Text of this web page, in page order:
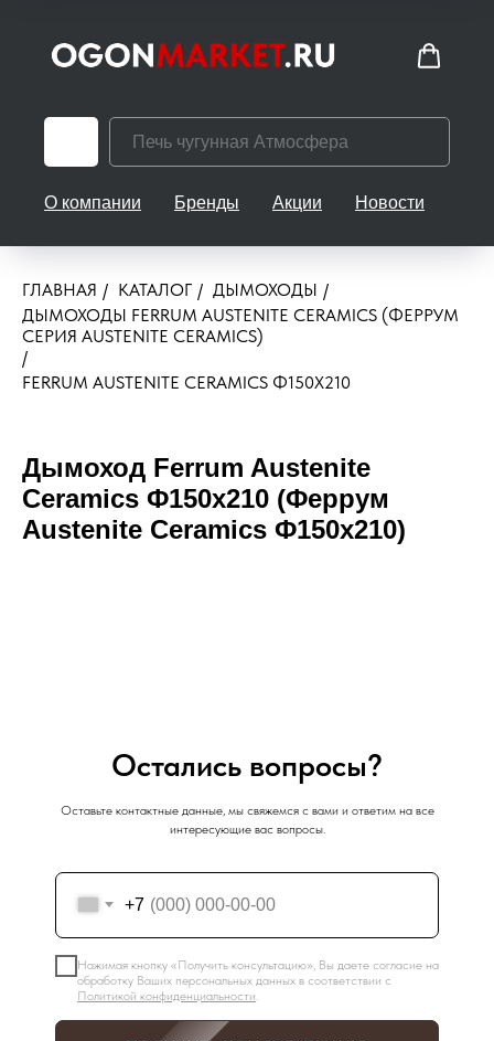
О компании Бренды Акции Новости
ГЛАВНАЯ / КАТАЛОГ / ДЫМОХОДЫ /
ДЫМОХОДЫ FERRUM AUSTENITE CERAMICS (ФЕРРУМ
СЕРИЯ AUSTENITE CERAMICS)
/
FERRUM AUSTENITE CERAMICS Ф150Х210
Дымоход Ferrum Austenite
Ceramics Ф150х210 (Феррум
Austenite Ceramics Ф150х210)
Остались вопросы?
Оставьте контактные данные, мы свяжемся с вами и ответим на все
интересующие вас вопросы.
+7
Нажимая кнопку «Получить консультацию», Вы даете согласие на
обработку Ваших персональных данных в соответствии с
Политикой конфиденциальности.